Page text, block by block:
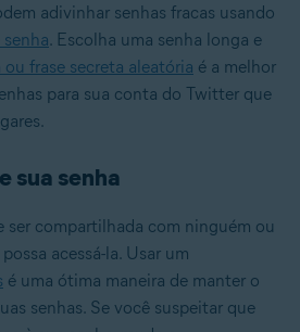
adivinhar senhas fracas usando
. Escolha uma senha longa e
ou frase secreta aleatória é a melhor
para sua conta do Twitter que
sua senha
ser compartilhada com ninguém ou
acessá-la. Usar um
é uma ótima maneira de manter o
senhas. Se você suspeitar que